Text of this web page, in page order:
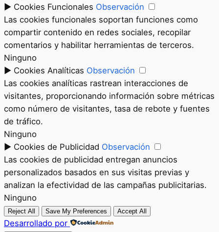
► Cookies Funcionales Observación
Las cookies funcionales soportan funciones como
compartir contenido en redes sociales, recopilar
comentarios y habilitar herramientas de terceros.
Ninguno
► Cookies Analíticas Observación
Las cookies analíticas rastrean interacciones de
visitantes, proporcionando información sobre métricas
como número de visitantes, tasa de rebote y fuentes
de tráfico.
Ninguno
► Cookies de Publicidad Observación
Las cookies de publicidad entregan anuncios
personalizados basados en sus visitas previas y
analizan la efectividad de las campañas publicitarias.
Ninguno
Reject All Save My Preferences Accept All
Desarrollado por